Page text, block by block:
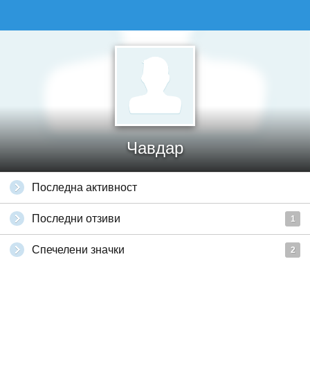
Чавдар
Последна активност
Последни отзиви 1
Спечелени значки 2